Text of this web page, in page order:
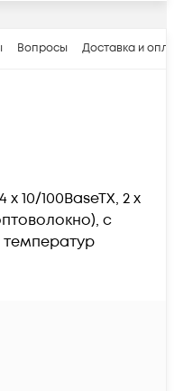
Вопросы Доставка и
10/100BaseTX, 2 x
с